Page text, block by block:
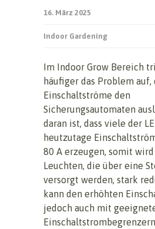
16. März 2025
Indoor Gardening
Im Indoor Grow Bereich
häufiger das Problem auf,
Einschaltströme den
Sicherungsautomaten
daran ist, dass viele der
heutzutage
80 A erzeugen, somit
Leuchten, die über eine
versorgt werden, stark
kann den erhöhten
jedoch auch mit